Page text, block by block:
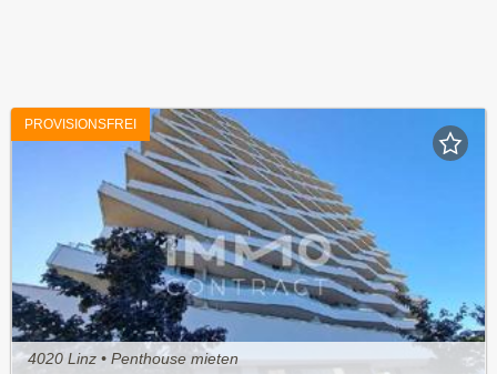
PROVISIONSFREI
4020 Linz • Penthouse mieten